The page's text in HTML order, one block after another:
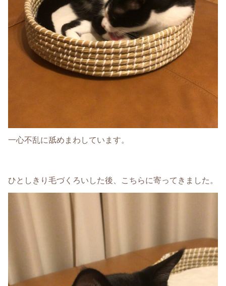
一心不乱に舐めまわしています。
ひとしきり毛づくろいした後、こちらに寄ってきました。